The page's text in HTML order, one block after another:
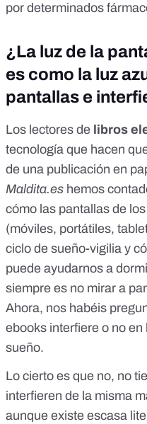
por determinados
¿La luz de la
es como la luz
pantallas e
Los lectores de libros
tecnología que hacen
de una publicación en
Maldita.es hemos
cómo las pantallas de los
(móviles, portátiles,
ciclo de sueño-vigilia y
puede ayudarnos a
siempre es no mirar a
Ahora, nos habéis
ebooks interfiere o no en
sueño.
Lo cierto es que no, no
interfieren de la misma
aunque existe escasa